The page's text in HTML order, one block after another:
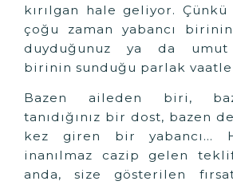
kırılgan hale geliyor. Çünkü
çoğu zaman yabancı
duyduğunuz ya da umut
birinin sunduğu parlak
Bazen aileden biri,
tanıdığınız bir dost, bazen
kez giren bir yabancı...
inanılmaz cazip gelen
anda, size gösterilen